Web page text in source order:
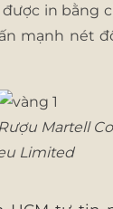
in bằng
mạnh nét
Martell
Limited